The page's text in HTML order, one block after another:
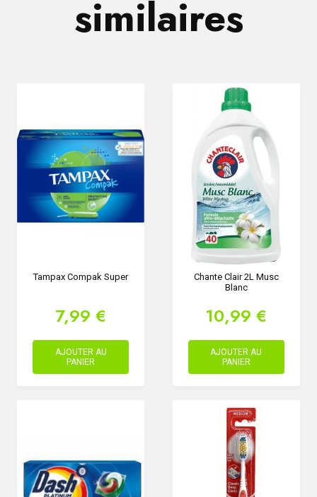
similaires
Tampax Compak Super
7,99 €
AJOUTER AU
PANIER
Chante Clair 2L Musc
Blanc
10,99 €
AJOUTER AU
PANIER